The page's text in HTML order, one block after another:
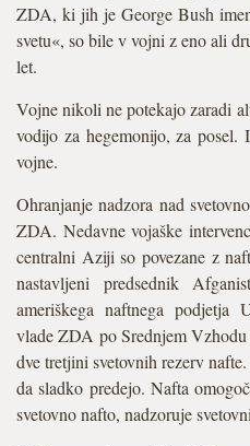
ZDA, ki jih je George Bush
svetu«, so bile v vojni z eno ali
let.
Vojne nikoli ne potekajo zaradi
vodijo za hegemonijo, za posel.
vojne.
Ohranjanje nadzora nad
ZDA. Nedavne vojaške
centralni Aziji so povezane z
nastavljeni predsednik
ameriškega naftnega podjetja
vlade ZDA po Srednjem
dve tretjini svetovnih rezerv
da sladko predejo. Nafta
svetovno nafto, nadzoruje